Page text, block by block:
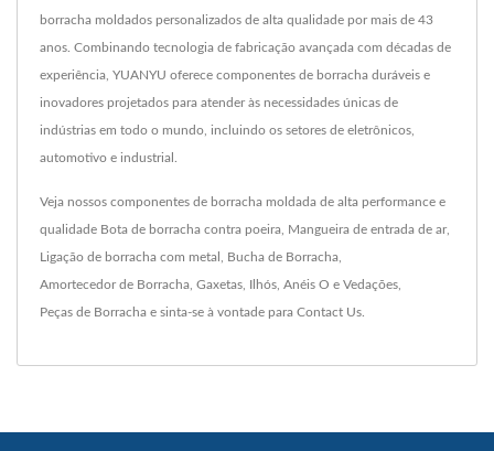
borracha moldados personalizados de alta qualidade por mais de 43
anos. Combinando tecnologia de fabricação avançada com décadas de
experiência, YUANYU oferece componentes de borracha duráveis e
inovadores projetados para atender às necessidades únicas de
indústrias em todo o mundo, incluindo os setores de eletrônicos,
automotivo e industrial.
Veja nossos componentes de borracha moldada de alta performance e
qualidade Bota de borracha contra poeira Mangueira de entrada de ar,
Ligação de borracha com metal Bucha de Borracha
Amortecedor de Borracha Gaxetas Ilhós Anéis O e Vedações
Peças de Borracha e sinta-se à vontade para Contact Us